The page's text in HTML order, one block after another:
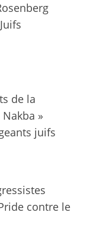
de la
»
juifs
contre le